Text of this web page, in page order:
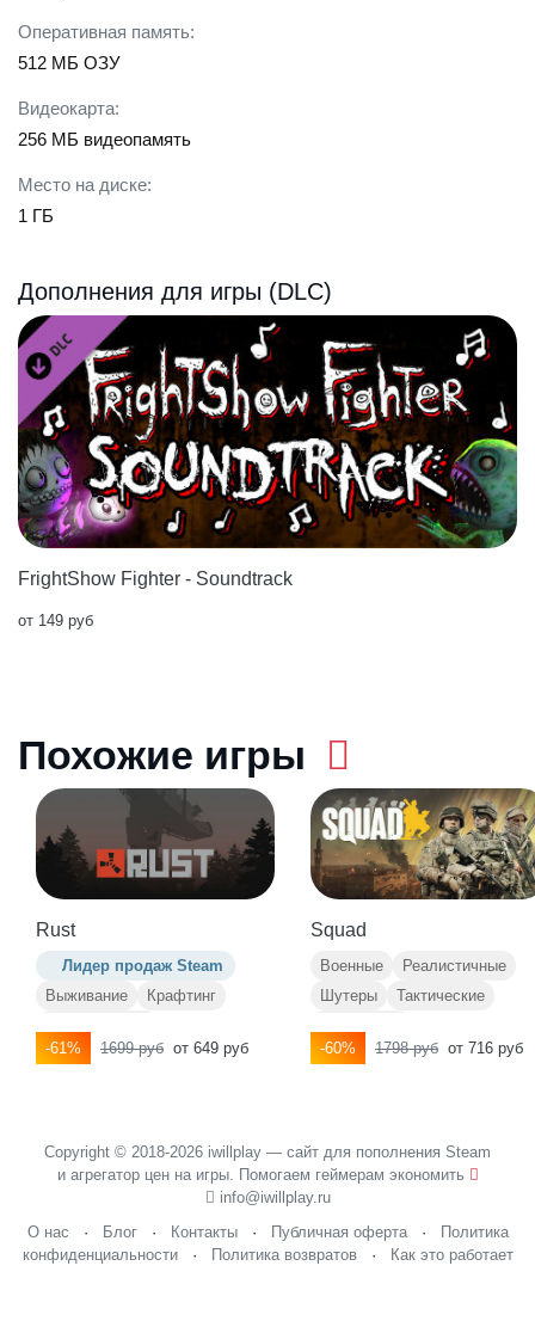
Оперативная память:
512 МБ ОЗУ
Видеокарта:
256 МБ видеопамять
Место на диске:
1 ГБ
Дополнения для игры (DLC)
FrightShow Fighter - Soundtrack
от 149 руб
Похожие игры
Rust
Лидер продаж Steam
Выживание
Крафтинг
Выживание в открытом мире
-61% 1699 руб от 649 руб
Squad
Военные
Реалистичные
Шутеры
Тактические
-60%
1798 руб от 716 руб
Copyright © 2018-2026 iwillplay — сайт для пополнения Steam
и агрегатор цен на игры. Помогаем геймерам экономить
info@iwillplay.ru
О нас · Блог· Контакты· Публичная оферта·
Политика
конфиденциальности· Политика возвратов· Как это работает